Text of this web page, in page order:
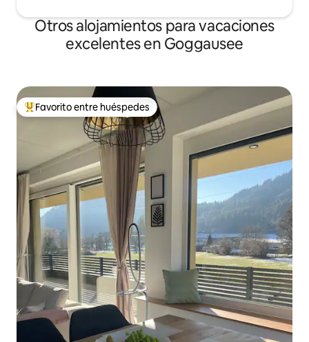
Otros alojamientos para vacaciones
excelentes en Goggausee
Favorito entre huéspedes preferido
Favorito entre huéspedes